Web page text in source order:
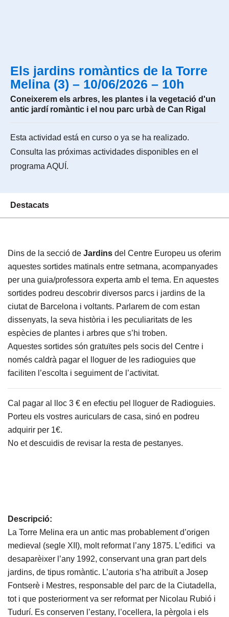
Els jardins romàntics de la Torre
Melina (3) – 10/06/2026 – 10h
Coneixerem els arbres, les plantes i la vegetació d'un
antic jardí romàntic i el nou parc urbà de Can Rigal
Esta actividad está en curso o ya se ha realizado.
Consulta las próximas actividades disponibles en el
programa AQUÍ .
Destacats
Dins de la secció de Jardins del Centre Europeu us oferim
aquestes sortides matinals entre setmana, acompanyades
per una guia/professora experta amb el tema. En aquestes
sortides podreu descobrir diversos parcs i jardins de la
ciutat de Barcelona i voltants. Parlarem de com estan
dissenyats, la seva història i les peculiaritats de les
espècies de plantes i arbres que s’hi troben.
Aquestes sortides són gratuïtes pels socis del Centre i
només caldrà pagar el lloguer de les radioguies que
faciliten l’escolta i seguiment de l’activitat.
Cal pagar al lloc 3 € en efectiu pel lloguer de Radioguies.
Porteu els vostres auriculars de casa, sinó en podreu
adquirir per 1€.
No et descuidis de revisar la resta de pestanyes.
Descripció:
La Torre Melina era un antic mas probablement d’origen
medieval (segle XII), molt reformat l’any 1875. L’edifici va
desaparèixer l’any 1992, conservant una gran part dels
jardins, de tipus romàntic. L’autoria s’ha atribuït a Josep
Fontserè i Mestres, responsable del parc de la Ciutadella,
tot i que posteriorment va ser reformat per Nicolau Rubió i
Tudurí. Es conserven l’estany, l’ocellera, la pèrgola i els